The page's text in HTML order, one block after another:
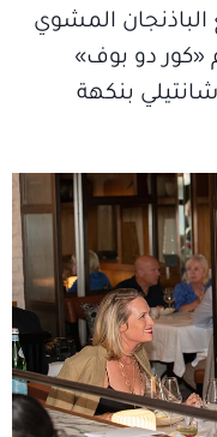
المشوي
«كور دو بوف»
شانتيلي بنكهة